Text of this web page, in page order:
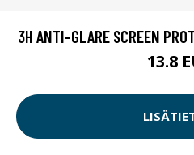
3H ANTI-GLARE SCREEN
13.8